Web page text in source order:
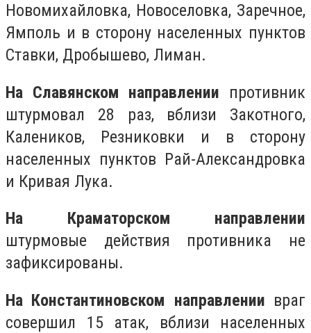
Новомихайловка, Новоселовка, Заречное,
Ямполь и в сторону населенных пунктов
Ставки, Дробышево, Лиман.
На Славянском направлении противник
штурмовал 28 раз, вблизи Закотного,
Калеников, Резниковки и в сторону
населенных пунктов Рай-Александровка
и Кривая Лука.
На Краматорском направлении
штурмовые действия противника не
зафиксированы.
На Константиновском направлении враг
совершил 15 атак, вблизи населенных